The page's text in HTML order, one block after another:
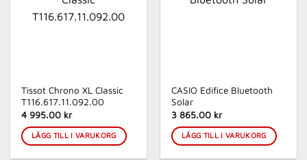
Tissot Chrono XL Classic
T116.617.11.092.00
4 995.00 kr
LÄGG TILL I VARUKORG
CASIO Edifice Bluetooth
Solar
3 865.00 kr
LÄGG TILL I VARUKORG